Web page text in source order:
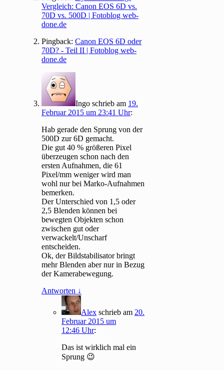
Vergleich: Canon EOS 6D vs.
70D vs. 500D | Fotoblog web-
done.de
Pingback:Canon EOS 6D oder
70D? - Teil II | Fotoblog web-
done.de
Ingo schrieb am 19.
Februar 2015 um 23:41 Uhr:
Hab gerade den Sprung von der
500D zur 6D gemacht.
Die gut 40 % größeren Pixel
überzeugen schon nach den
ersten Aufnahmen, die 61
Pixel/mm weniger wird man
wohl nur bei Marko-Aufnahmen
bemerken.
Der Unterschied von 1,5 oder
2,5 Blenden können bei
bewegten Objekten schon
zwischen gut oder
verwackelt/Unscharf
entscheiden.
Ok, der Bildstabilisator bringt
mehr Blenden aber nur in Bezug
der Kamerabewegung.
Antworten ↓
Alex schrieb am 20.
Februar 2015 um
12:46 Uhr:
Das ist wirklich mal ein
Sprung 😉